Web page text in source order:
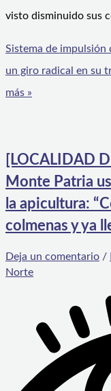
visto disminuido sus
Sistema de impulsión
un giro radical en su
más »
[LOCALIDAD
Monte Patria
la apicultura:
colmenas y ya
Deja un comentario /
Norte